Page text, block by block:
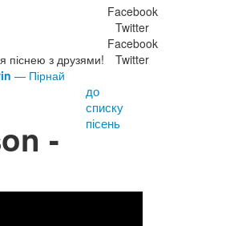
піснею з друзями!
Facebook
Twitter
Facebook
Twitter
— Пірнай
-
до
списку
пісень